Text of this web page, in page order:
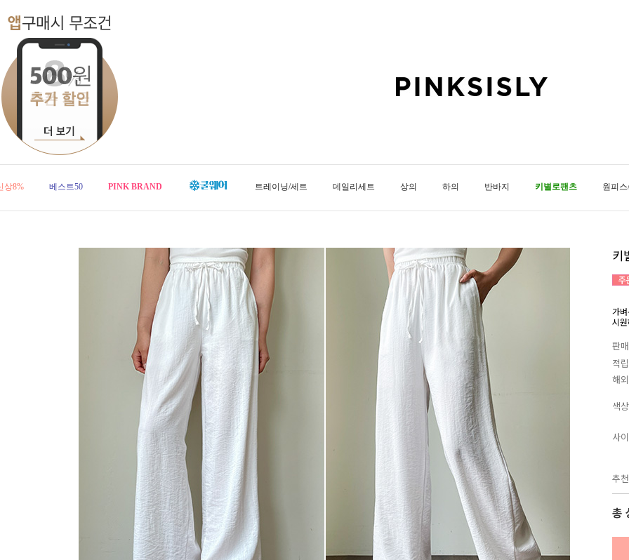
상8% 베스트50 PINK BRAND 트레이닝/세트 데일리세트 상의 하의 반바지 키별로팬츠 원피
키
가
시
판
적
해
색상
사
추
총